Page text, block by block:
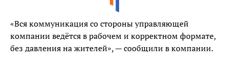
«Вся коммуникация со стороны управляющей
компании ведётся в рабочем и корректном формате,
без давления на жителей», — сообщили в компании.